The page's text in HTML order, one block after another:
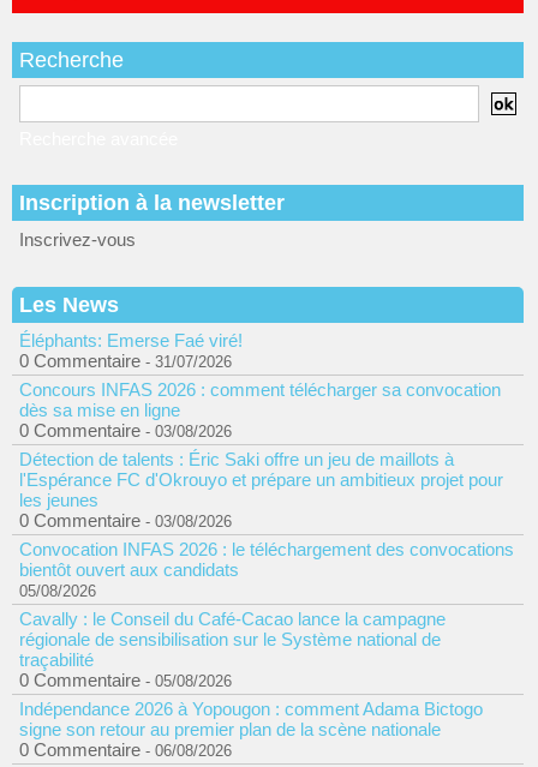
Recherche
Inscription à la newsletter
Inscrivez-vous
Les News
Éléphants: Emerse Faé viré!
0 Commentaire - 31/07/2026
Concours INFAS 2026 : comment télécharger sa convocation
dès sa mise en ligne
0 Commentaire - 03/08/2026
Détection de talents : Éric Saki offre un jeu de maillots à
l'Espérance FC d'Okrouyo et prépare un ambitieux projet pour
les jeunes
0 Commentaire - 03/08/2026
Convocation INFAS 2026 : le téléchargement des convocations
bientôt ouvert aux candidats
05/08/2026
Cavally : le Conseil du Café-Cacao lance la campagne
régionale de sensibilisation sur le Système national de
traçabilité
0 Commentaire - 05/08/2026
Indépendance 2026 à Yopougon : comment Adama Bictogo
signe son retour au premier plan de la scène nationale
0 Commentaire - 06/08/2026